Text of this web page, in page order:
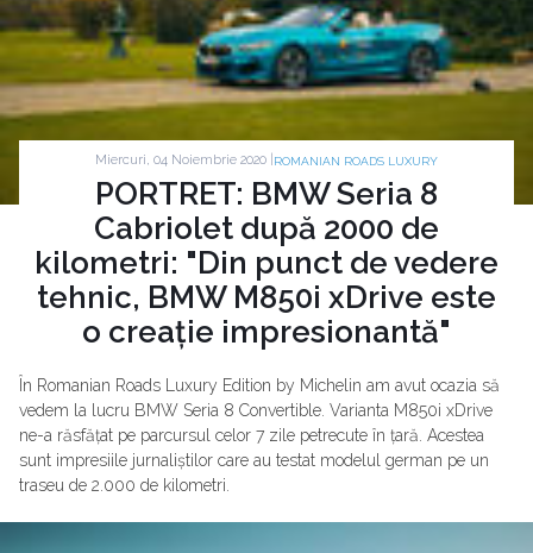
Miercuri, 04 Noiembrie 2020 | ROMANIAN ROADS LUXURY
PORTRET: BMW Seria 8
Cabriolet după 2000 de
kilometri: "Din punct de vedere
tehnic, BMW M850i xDrive este
o creație impresionantă"
În Romanian Roads Luxury Edition by Michelin am avut ocazia să
vedem la lucru BMW Seria 8 Convertible. Varianta M850i xDrive
ne-a răsfățat pe parcursul celor 7 zile petrecute în țară. Acestea
sunt impresiile jurnaliștilor care au testat modelul german pe un
traseu de 2.000 de kilometri.